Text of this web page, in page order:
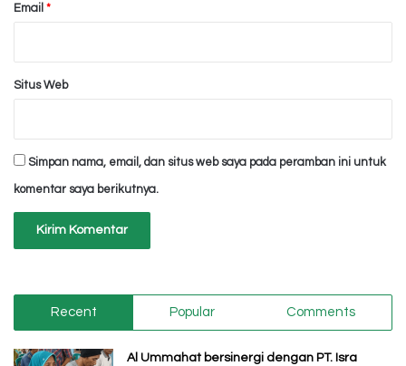
Email *
Situs Web
Simpan nama, email, dan situs web saya pada peramban ini untuk
komentar saya berikutnya.
Recent Popular Comments
Al Ummahat bersinergi dengan PT. Isra